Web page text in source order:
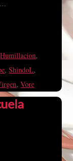
Humillacion,
,ShindoL,
,Vore